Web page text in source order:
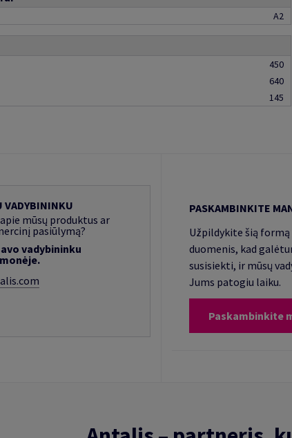
A2
450
640
145
VADYBININKU
mūsų produktus ar
pasiūlymą?
vadybininku
PASKAMBINKITE
Užpildykite šią formą
duomenis, kad
susisiekti, ir mūsų
Jums patogiu laiku.
Paskambinkite